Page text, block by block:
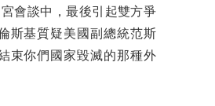
會談中，最後引起雙方爭
斯基質疑美國副總統范斯
束你們國家毀滅的那種外